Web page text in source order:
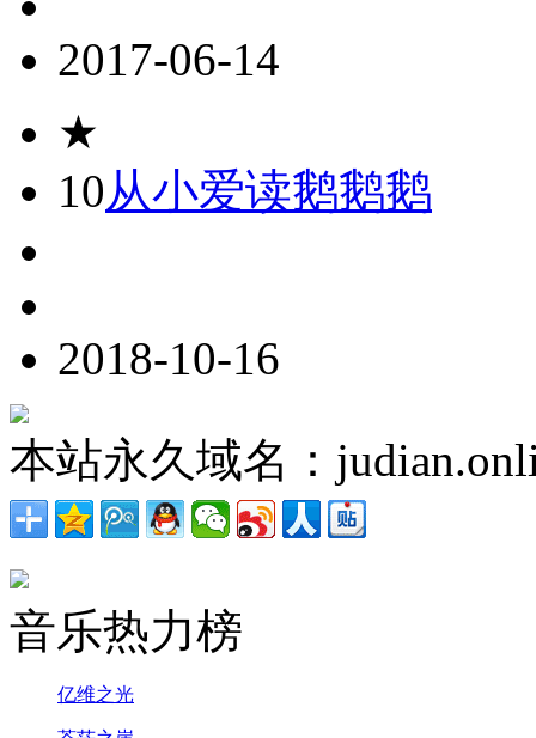
2017-06-14
★
10从小爱读鹅鹅鹅
2018-10-16
本站永久域名：
音乐热力榜
亿维之光